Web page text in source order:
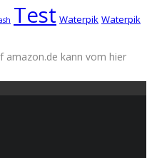
Test Waterpik Waterpik
amazon.de kann vom hier